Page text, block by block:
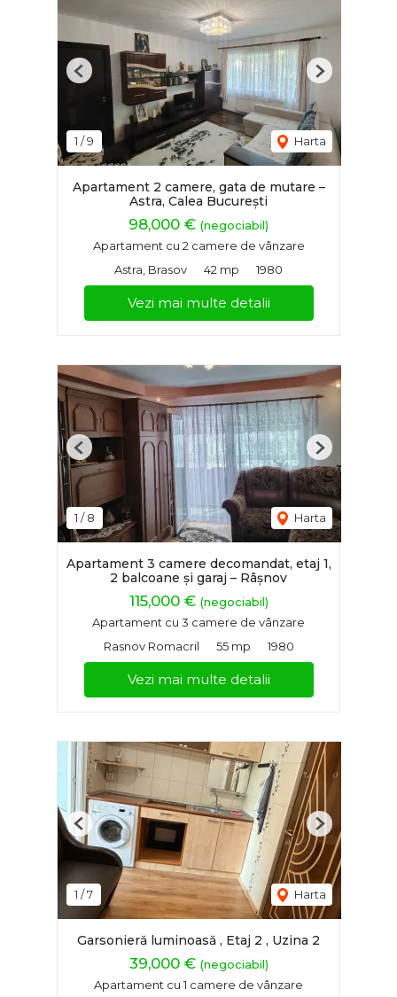
1 /9 Harta
Previous Next
Apartament 2 camere, gata de mutare –
Astra, Calea București
98,000 € (negociabil)
Apartament cu 2 camere de vânzare
Astra, Brasov
42 mp 1980
Vezi mai multe detalii
1 /8 Harta
Previous Next
Apartament 3 camere decomandat, etaj 1,
2 balcoane și garaj – Râșnov
115,000 € (negociabil)
Apartament cu 3 camere de vânzare
Rasnov Romacril
55 mp 1980
Vezi mai multe detalii
1 /7 Harta
Previous Next
Garsonieră luminoasă , Etaj 2 , Uzina 2
39,000 € (negociabil)
Apartament cu 1 camere de vânzare